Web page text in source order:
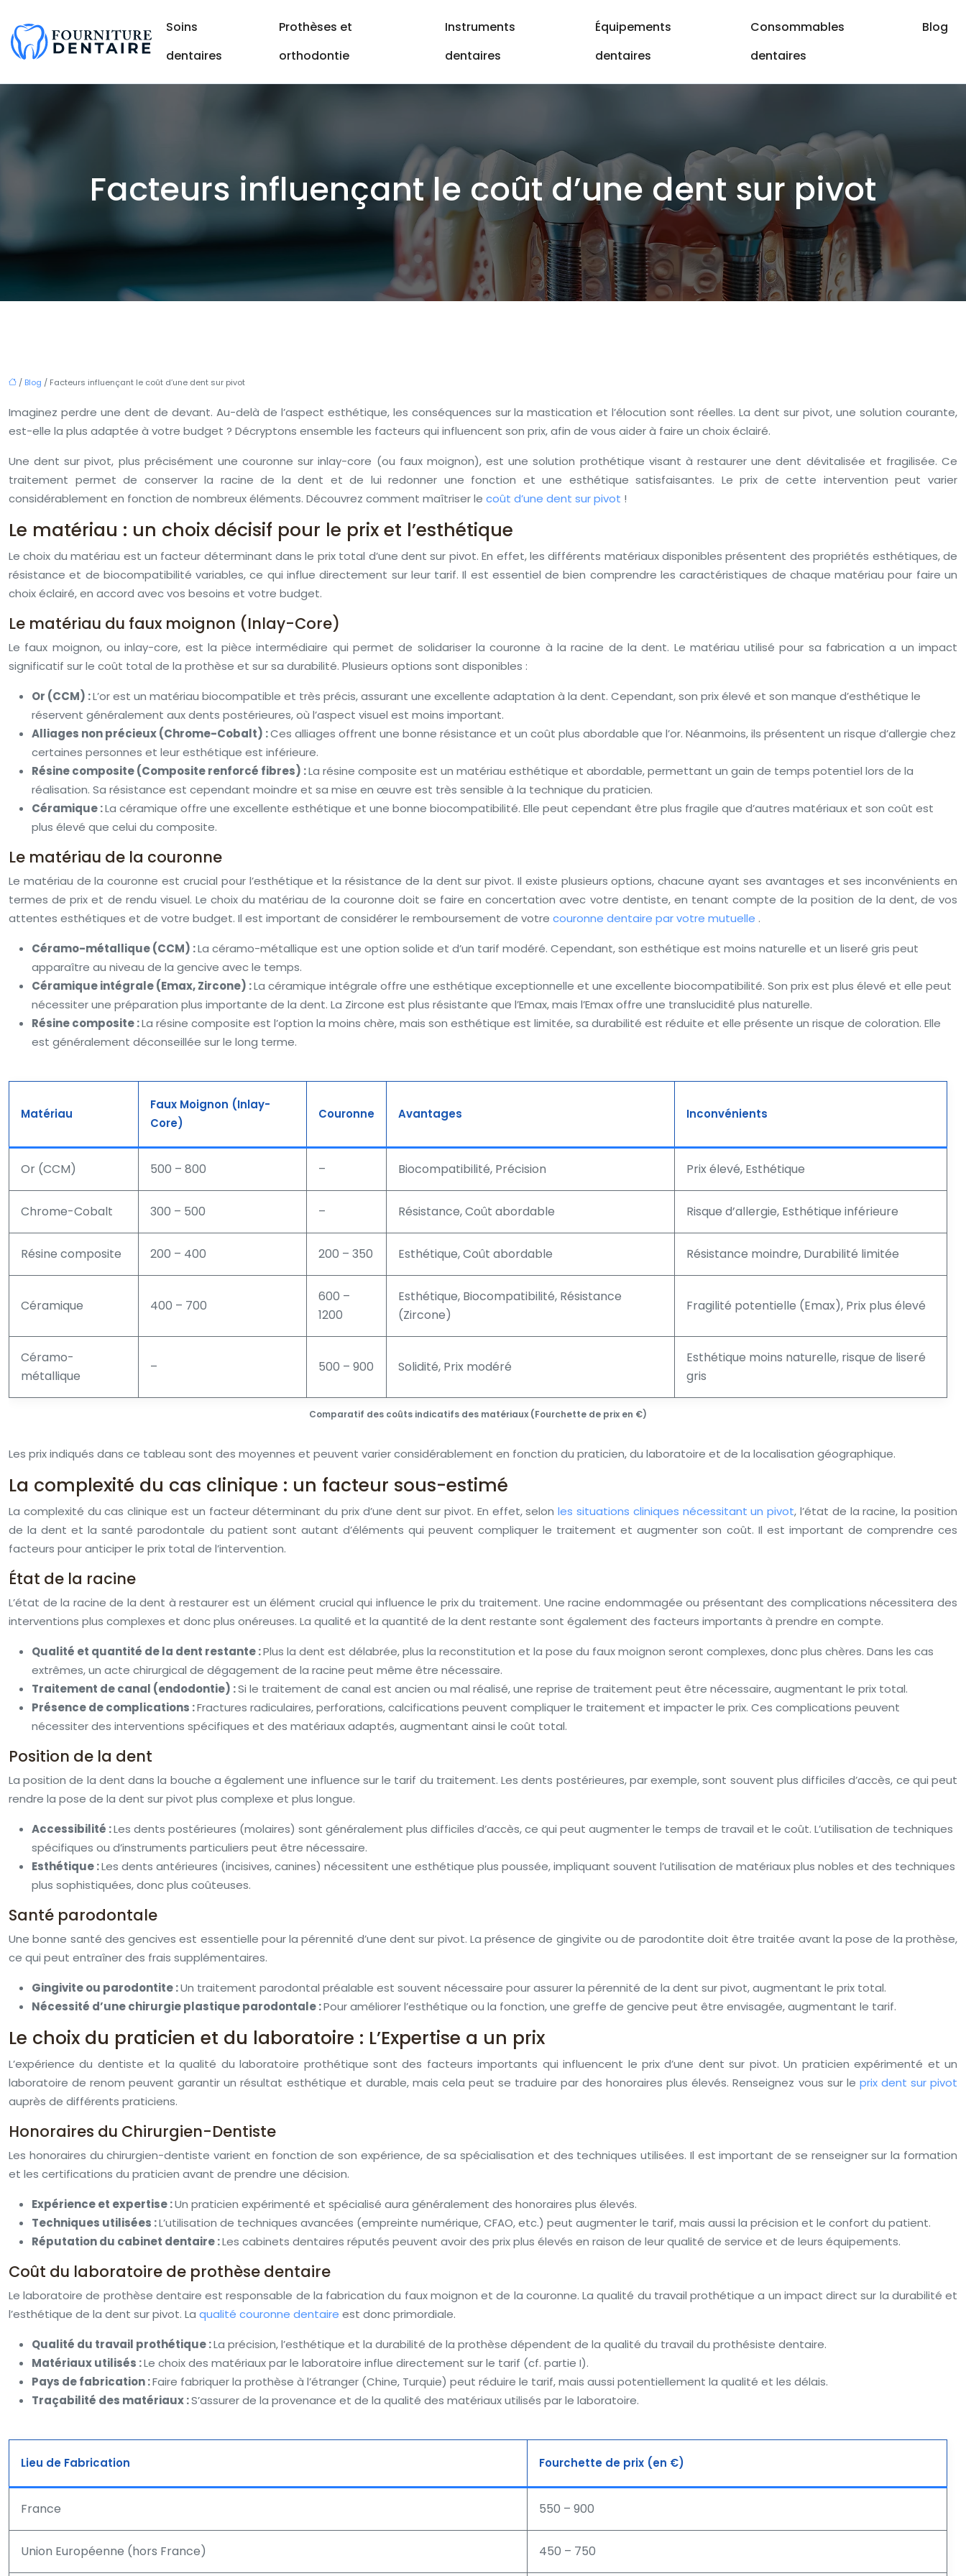
Soins
dentaires
Prothèses et
orthodontie
Instruments
dentaires
Équipements
dentaires
Consommables
dentaires
Blog
Facteurs influençant le coût d’une dent sur pivot
/ Blog / Facteurs influençant le coût d’une dent sur pivot
Imaginez perdre une dent de devant. Au-delà de l’aspect esthétique, les conséquences sur la mastication et l’élocution sont réelles. La dent sur pivot, une solution courante,
est-elle la plus adaptée à votre budget ? Décryptons ensemble les facteurs qui influencent son prix, afin de vous aider à faire un choix éclairé.
Une dent sur pivot, plus précisément une couronne sur inlay-core (ou faux moignon), est une solution prothétique visant à restaurer une dent dévitalisée et fragilisée. Ce
traitement permet de conserver la racine de la dent et de lui redonner une fonction et une esthétique satisfaisantes. Le prix de cette intervention peut varier
considérablement en fonction de nombreux éléments. Découvrez comment maîtriser le coût d’une dent sur pivot !
Le matériau : un choix décisif pour le prix et l’esthétique
Le choix du matériau est un facteur déterminant dans le prix total d’une dent sur pivot. En effet, les différents matériaux disponibles présentent des propriétés esthétiques, de
résistance et de biocompatibilité variables, ce qui influe directement sur leur tarif. Il est essentiel de bien comprendre les caractéristiques de chaque matériau pour faire un
choix éclairé, en accord avec vos besoins et votre budget.
Le matériau du faux moignon (Inlay-Core)
Le faux moignon, ou inlay-core, est la pièce intermédiaire qui permet de solidariser la couronne à la racine de la dent. Le matériau utilisé pour sa fabrication a un impact
significatif sur le coût total de la prothèse et sur sa durabilité. Plusieurs options sont disponibles :
Or (CCM) :L’or est un matériau biocompatible et très précis, assurant une excellente adaptation à la dent. Cependant, son prix élevé et son manque d’esthétique le
réservent généralement aux dents postérieures, où l’aspect visuel est moins important.
Alliages non précieux (Chrome-Cobalt) :Ces alliages offrent une bonne résistance et un coût plus abordable que l’or. Néanmoins, ils présentent un risque d’allergie chez
certaines personnes et leur esthétique est inférieure.
Résine composite (Composite renforcé fibres) :La résine composite est un matériau esthétique et abordable, permettant un gain de temps potentiel lors de la
réalisation. Sa résistance est cependant moindre et sa mise en œuvre est très sensible à la technique du praticien.
Céramique :La céramique offre une excellente esthétique et une bonne biocompatibilité. Elle peut cependant être plus fragile que d’autres matériaux et son coût est
plus élevé que celui du composite.
Le matériau de la couronne
Le matériau de la couronne est crucial pour l’esthétique et la résistance de la dent sur pivot. Il existe plusieurs options, chacune ayant ses avantages et ses inconvénients en
termes de prix et de rendu visuel. Le choix du matériau de la couronne doit se faire en concertation avec votre dentiste, en tenant compte de la position de la dent, de vos
attentes esthétiques et de votre budget. Il est important de considérer le remboursement de votre couronne dentaire par votre mutuelle .
Céramo-métallique (CCM) :La céramo-métallique est une option solide et d’un tarif modéré. Cependant, son esthétique est moins naturelle et un liseré gris peut
apparaître au niveau de la gencive avec le temps.
Céramique intégrale (Emax, Zircone) :La céramique intégrale offre une esthétique exceptionnelle et une excellente biocompatibilité. Son prix est plus élevé et elle peut
nécessiter une préparation plus importante de la dent. La Zircone est plus résistante que l’Emax, mais l’Emax offre une translucidité plus naturelle.
Résine composite :La résine composite est l’option la moins chère, mais son esthétique est limitée, sa durabilité est réduite et elle présente un risque de coloration. Elle
est généralement déconseillée sur le long terme.
Comparatif des coûts indicatifs des matériaux (Fourchette de prix en €)
Matériau
Faux Moignon (Inlay-
Core)
Couronne Avantages Inconvénients
Or (CCM) 500 – 800 – Biocompatibilité, Précision Prix élevé, Esthétique
Chrome-Cobalt 300 – 500 – Résistance, Coût abordable Risque d’allergie, Esthétique inférieure
Résine composite 200 – 400 200 – 350 Esthétique, Coût abordable Résistance moindre, Durabilité limitée
Céramique 400 – 700
600 –
1200
Esthétique, Biocompatibilité, Résistance
(Zircone)
Fragilité potentielle (Emax), Prix plus élevé
Céramo-
métallique
– 500 – 900 Solidité, Prix modéré
Esthétique moins naturelle, risque de liseré
gris
Les prix indiqués dans ce tableau sont des moyennes et peuvent varier considérablement en fonction du praticien, du laboratoire et de la localisation géographique.
La complexité du cas clinique : un facteur sous-estimé
La complexité du cas clinique est un facteur déterminant du prix d’une dent sur pivot. En effet, selonles situations cliniques nécessitant un pivot, l’état de la racine, la position
de la dent et la santé parodontale du patient sont autant d’éléments qui peuvent compliquer le traitement et augmenter son coût. Il est important de comprendre ces
facteurs pour anticiper le prix total de l’intervention.
État de la racine
L’état de la racine de la dent à restaurer est un élément crucial qui influence le prix du traitement. Une racine endommagée ou présentant des complications nécessitera des
interventions plus complexes et donc plus onéreuses. La qualité et la quantité de la dent restante sont également des facteurs importants à prendre en compte.
Qualité et quantité de la dent restante :Plus la dent est délabrée, plus la reconstitution et la pose du faux moignon seront complexes, donc plus chères. Dans les cas
extrêmes, un acte chirurgical de dégagement de la racine peut même être nécessaire.
Traitement de canal (endodontie) :Si le traitement de canal est ancien ou mal réalisé, une reprise de traitement peut être nécessaire, augmentant le prix total.
Présence de complications :Fractures radiculaires, perforations, calcifications peuvent compliquer le traitement et impacter le prix. Ces complications peuvent
nécessiter des interventions spécifiques et des matériaux adaptés, augmentant ainsi le coût total.
Position de la dent
La position de la dent dans la bouche a également une influence sur le tarif du traitement. Les dents postérieures, par exemple, sont souvent plus difficiles d’accès, ce qui peut
rendre la pose de la dent sur pivot plus complexe et plus longue.
Accessibilité :Les dents postérieures (molaires) sont généralement plus difficiles d’accès, ce qui peut augmenter le temps de travail et le coût. L’utilisation de techniques
spécifiques ou d’instruments particuliers peut être nécessaire.
Esthétique :Les dents antérieures (incisives, canines) nécessitent une esthétique plus poussée, impliquant souvent l’utilisation de matériaux plus nobles et des techniques
plus sophistiquées, donc plus coûteuses.
Santé parodontale
Une bonne santé des gencives est essentielle pour la pérennité d’une dent sur pivot. La présence de gingivite ou de parodontite doit être traitée avant la pose de la prothèse,
ce qui peut entraîner des frais supplémentaires.
Gingivite ou parodontite :Un traitement parodontal préalable est souvent nécessaire pour assurer la pérennité de la dent sur pivot, augmentant le prix total.
Nécessité d’une chirurgie plastique parodontale :Pour améliorer l’esthétique ou la fonction, une greffe de gencive peut être envisagée, augmentant le tarif.
Le choix du praticien et du laboratoire : L’Expertise a un prix
L’expérience du dentiste et la qualité du laboratoire prothétique sont des facteurs importants qui influencent le prix d’une dent sur pivot. Un praticien expérimenté et un
laboratoire de renom peuvent garantir un résultat esthétique et durable, mais cela peut se traduire par des honoraires plus élevés. Renseignez vous sur le prix dent sur pivot
auprès de différents praticiens.
Honoraires du Chirurgien-Dentiste
Les honoraires du chirurgien-dentiste varient en fonction de son expérience, de sa spécialisation et des techniques utilisées. Il est important de se renseigner sur la formation
et les certifications du praticien avant de prendre une décision.
Expérience et expertise :Un praticien expérimenté et spécialisé aura généralement des honoraires plus élevés.
Techniques utilisées :L’utilisation de techniques avancées (empreinte numérique, CFAO, etc.) peut augmenter le tarif, mais aussi la précision et le confort du patient.
Réputation du cabinet dentaire :Les cabinets dentaires réputés peuvent avoir des prix plus élevés en raison de leur qualité de service et de leurs équipements.
Coût du laboratoire de prothèse dentaire
Le laboratoire de prothèse dentaire est responsable de la fabrication du faux moignon et de la couronne. La qualité du travail prothétique a un impact direct sur la durabilité et
l’esthétique de la dent sur pivot. La qualité couronne dentaire est donc primordiale.
Qualité du travail prothétique :La précision, l’esthétique et la durabilité de la prothèse dépendent de la qualité du travail du prothésiste dentaire.
Matériaux utilisés :Le choix des matériaux par le laboratoire influe directement sur le tarif (cf. partie I).
Pays de fabrication :Faire fabriquer la prothèse à l’étranger (Chine, Turquie) peut réduire le tarif, mais aussi potentiellement la qualité et les délais.
Traçabilité des matériaux :S’assurer de la provenance et de la qualité des matériaux utilisés par le laboratoire.
Lieu de Fabrication Fourchette de prix (en €)
France 550 – 900
Union Européenne (hors France) 450 – 750